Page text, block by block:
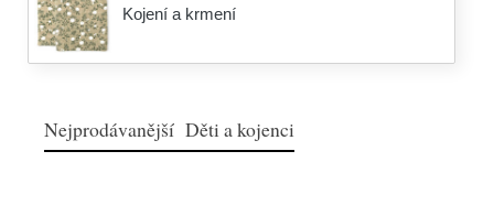
Kojení a krmení
Nejprodávanější Děti a kojenci